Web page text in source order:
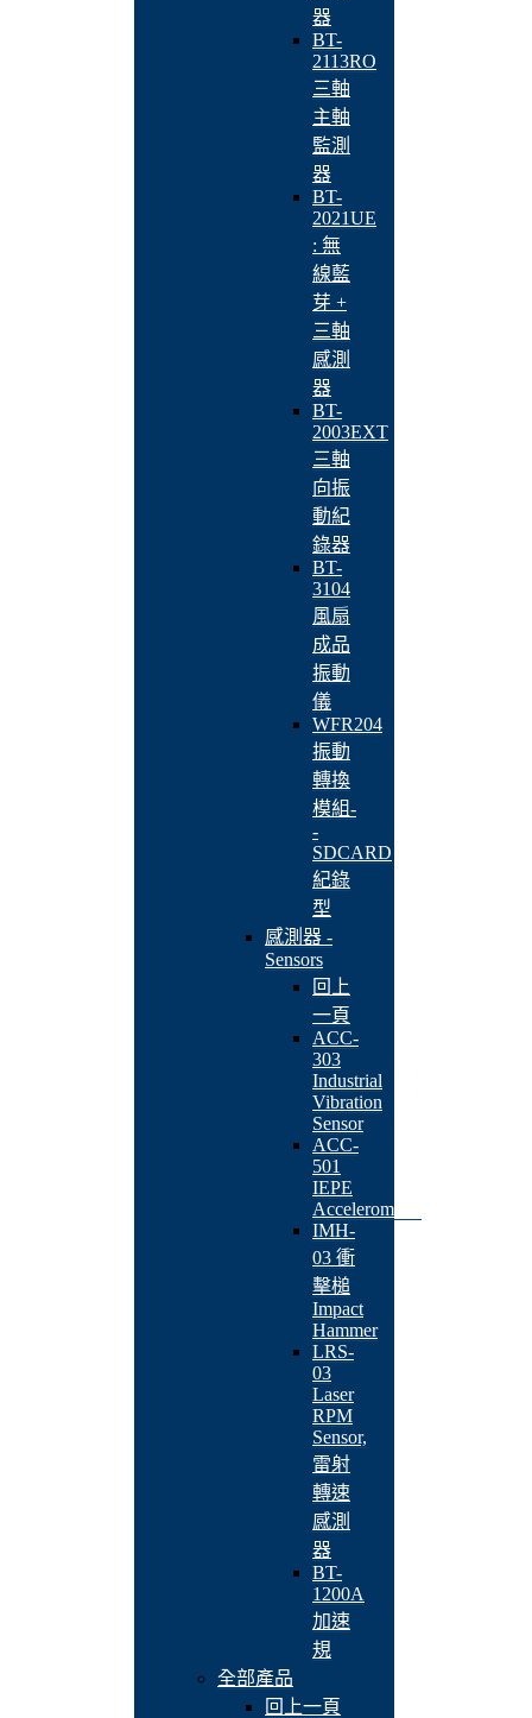
器
BT-
2113RO
三軸
主軸
監測
器
BT-
2021UE
: 無
線藍
芽 +
三軸
感測
器
BT-
2003EXT
三軸
向振
動紀
錄器
BT-
3104
風扇
成品
振動
儀
WFR204
振動
轉換
模組-
-
SDCARD
紀錄
型
感測器 -
Sensors
回上
一頁
ACC-
303
Industrial
Vibration
Sensor
ACC-
501
IEPE
Accelerometer
IMH-
03 衝
擊槌
Impact
Hammer
LRS-
03
Laser
RPM
Sensor,
雷射
轉速
感測
器
BT-
1200A
加速
規
全部產品
回上一頁